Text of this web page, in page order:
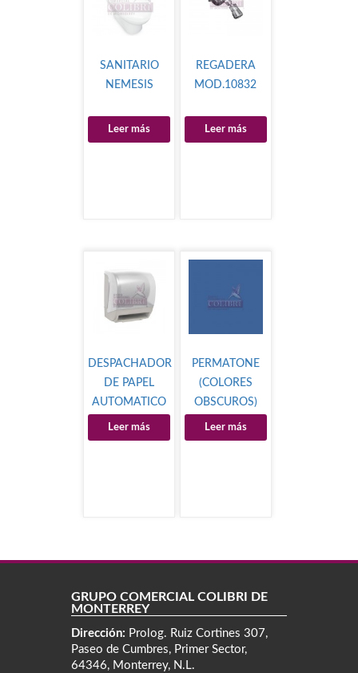
SANITARIO
NEMESIS
Leer más
REGADERA
MOD.10832
Leer más
DESPACHADOR
DE PAPEL
AUTOMATICO
Leer más
PERMATONE
(COLORES
OBSCUROS)
Leer más
GRUPO COMERCIAL COLIBRÍ DE
MONTERREY
Dirección: Prolog. Ruiz Cortines 307,
Paseo de Cumbres, Primer Sector,
64346, Monterrey, N.L.